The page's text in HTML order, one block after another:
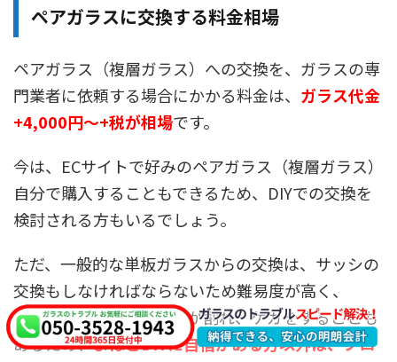
ペアガラスに交換する料金相場
ペアガラス（複層ガラス）への交換を、ガラスの専
門業者に依頼する場合にかかる料金は、 ガラス代金
+4,000円～+税が相場です。
今は、ECサイトで好みのペアガラス（複層ガラス）
自分で購入することもできるため、DIYでの交換を
検討される方もいるでしょう。
ただ、一般的な単板ガラスからの交換は、サッシの
交換もしなければならないため難易度が高く、
何より、失敗してガラスが割れ、ケガをすることも
あるため、よほどDIYに自信がある方以外は、プロ